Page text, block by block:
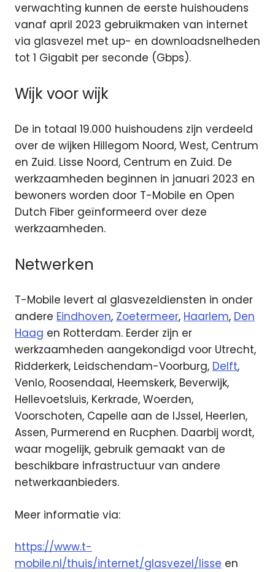
verwachting kunnen de eerste huishoudens
vanaf april 2023 gebruikmaken van internet
via glasvezel met up- en downloadsnelheden
tot 1 Gigabit per seconde (Gbps).
Wijk voor wijk
De in totaal 19.000 huishoudens zijn verdeeld
over de wijken Hillegom Noord, West, Centrum
en Zuid. Lisse Noord, Centrum en Zuid. De
werkzaamheden beginnen in januari 2023 en
bewoners worden door T-Mobile en Open
Dutch Fiber geïnformeerd over deze
werkzaamheden.
Netwerken
T-Mobile levert al glasvezeldiensten in onder
andere Eindhoven, Zoetermeer, Haarlem, Den
Haag en Rotterdam. Eerder zijn er
werkzaamheden aangekondigd voor Utrecht,
Ridderkerk, Leidschendam-Voorburg, Delft,
Venlo, Roosendaal, Heemskerk, Beverwijk,
Hellevoetsluis, Kerkrade, Woerden,
Voorschoten, Capelle aan de IJssel, Heerlen,
Assen, Purmerend en Rucphen. Daarbij wordt,
waar mogelijk, gebruik gemaakt van de
beschikbare infrastructuur van andere
netwerkaanbieders.
Meer informatie via:
https://www.t-
mobile.nl/thuis/internet/glasvezel/lisse en